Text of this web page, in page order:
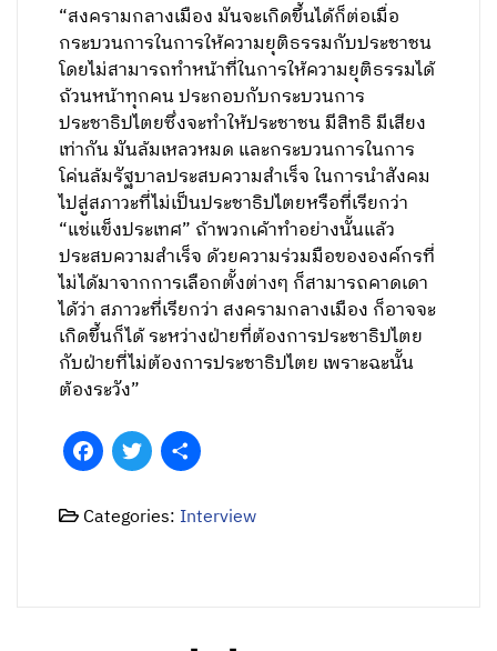
“สงครามกลางเมือง มันจะเกิดขึ้นได้ก็ต่อเมื่อ
กระบวนการในการให้ความยุติธรรมกับประชาชน
โดยไม่สามารถทำหน้าที่ในการให้ความยุติธรรมได้
ถ้วนหน้าทุกคน ประกอบกับกระบวนการ
ประชาธิปไตยซึ่งจะทำให้ประชาชน มีสิทธิ มีเสียง
เท่ากัน มันล้มเหลวหมด และกระบวนการในการ
โค่นล้มรัฐบาลประสบความสำเร็จ ในการนำสังคม
ไปสู่สภาวะที่ไม่เป็นประชาธิปไตยหรือที่เรียกว่า
“แช่แข็งประเทศ” ถ้าพวกเค้าทำอย่างนั้นแล้ว
ประสบความสำเร็จ ด้วยความร่วมมือขององค์กรที่
ไม่ได้มาจากการเลือกตั้งต่างๆ ก็สามารถคาดเดา
ได้ว่า สภาวะที่เรียกว่า สงครามกลางเมือง ก็อาจจะ
เกิดขึ้นก็ได้ ระหว่างฝ่ายที่ต้องการประชาธิปไตย
กับฝ่ายที่ไม่ต้องการประชาธิปไตย เพราะฉะนั้น
ต้องระวัง”
FacebookTwitter
Categories: Interview